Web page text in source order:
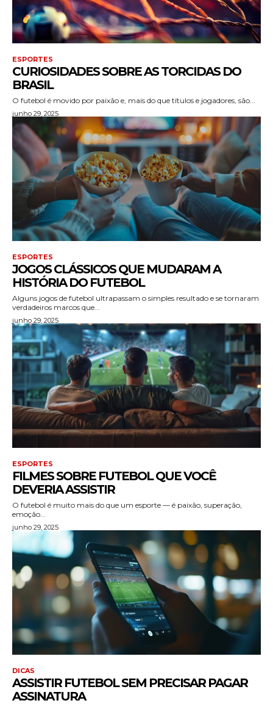
ESPORTES
CURIOSIDADES SOBRE AS TORCIDAS DO
BRASIL
O futebol é movido por paixão e, mais do que títulos e jogadores, são...
junho 29, 2025
ESPORTES
JOGOS CLÁSSICOS QUE MUDARAM A
HISTÓRIA DO FUTEBOL
Alguns jogos de futebol ultrapassam o simples resultado e se tornaram
verdadeiros marcos que...
junho 29, 2025
ESPORTES
FILMES SOBRE FUTEBOL QUE VOCÊ
DEVERIA ASSISTIR
O futebol é muito mais do que um esporte — é paixão, superação,
emoção...
junho 29, 2025
DICAS
ASSISTIR FUTEBOL SEM PRECISAR PAGAR
ASSINATURA